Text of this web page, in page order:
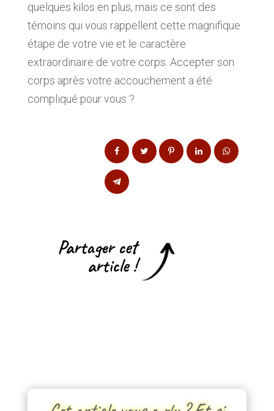
quelques kilos en plus, mais ce sont des
témoins qui vous rappellent cette magnifique
étape de votre vie et le caractère
extraordinaire de votre corps. Accepter son
corps après votre accouchement a été
compliqué pour vous ?
Partager cet
article !